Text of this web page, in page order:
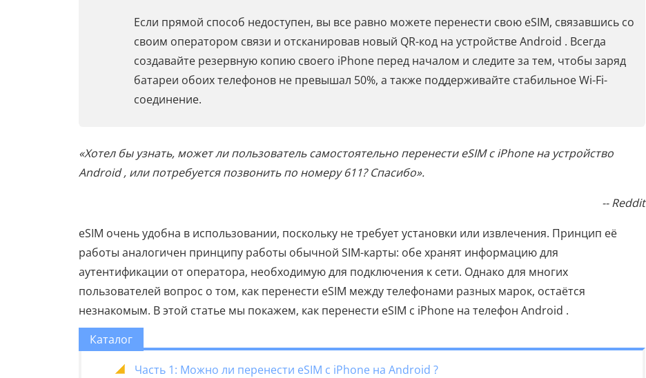
Если прямой способ недоступен, вы все равно можете перенести свою eSIM, связавшись со
своим оператором связи и отсканировав новый QR-код на устройстве Android . Всегда
создавайте резервную копию своего iPhone перед началом и следите за тем, чтобы заряд
батареи обоих телефонов не превышал 50%, а также поддерживайте стабильное Wi-Fi-
соединение.
«Хотел бы узнать, может ли пользователь самостоятельно перенести eSIM с iPhone на устройство
Android , или потребуется позвонить по номеру 611? Спасибо».
-- Reddit
eSIM очень удобна в использовании, поскольку не требует установки или извлечения. Принцип её
работы аналогичен принципу работы обычной SIM-карты: обе хранят информацию для
аутентификации от оператора, необходимую для подключения к сети. Однако для многих
пользователей вопрос о том, как перенести eSIM между телефонами разных марок, остаётся
незнакомым. В этой статье мы покажем, как перенести eSIM с iPhone на телефон Android .
Каталог
Часть 1: Можно ли перенести eSIM с iPhone на Android ?